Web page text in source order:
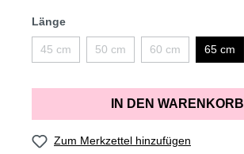
Länge
45 cm 50 cm 60 cm 65 cm
IN DEN WARENKORB
Zum Merkzettel hinzufügen